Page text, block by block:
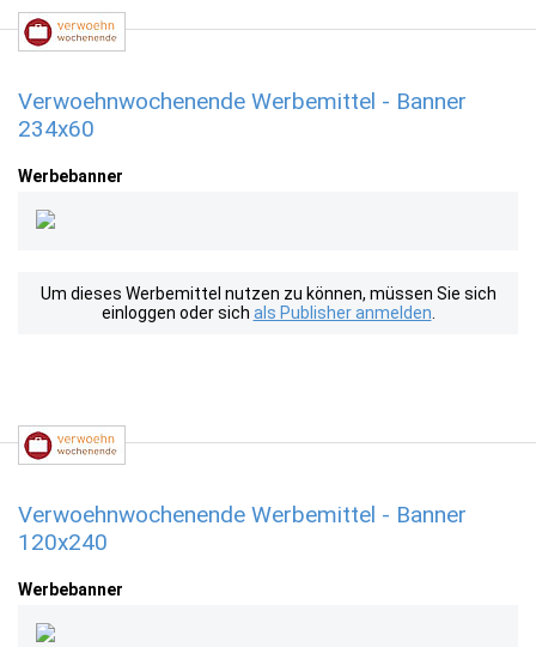
Verwoehnwochenende Werbemittel - Banner
234x60
Werbebanner
Um dieses Werbemittel nutzen zu können, müssen Sie sich
einloggen oder sich als Publisher anmelden
Verwoehnwochenende Werbemittel - Banner
120x240
Werbebanner